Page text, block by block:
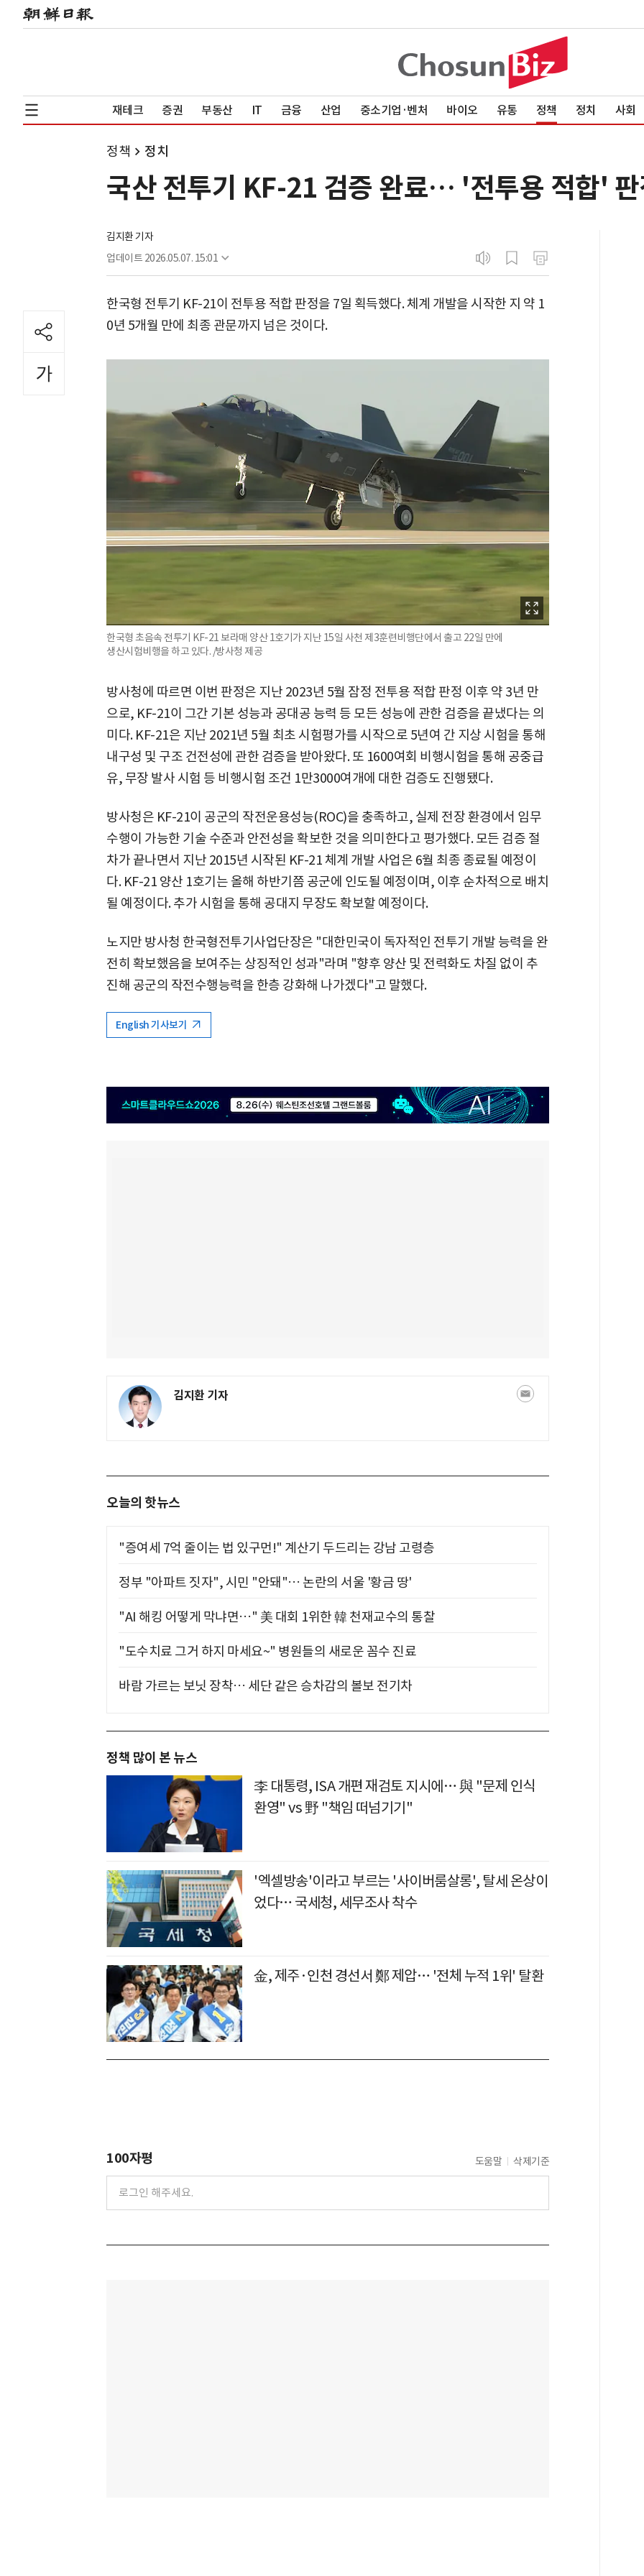
재테크 증권 부동산 IT 금융 산업 중소기업·벤처 바이오 유통 정책 정치 사회
정책 정치
국산 전투기 KF-21 검증 완료… '전투용 적합' 판
김지환 기자
업데이트 2026.05.07. 15:01
한국형 전투기 KF-21이 전투용 적합 판정을 7일 획득했다. 체계 개발을 시작한 지 약 1
0년 5개월 만에 최종 관문까지 넘은 것이다.
한국형 초음속 전투기 KF-21 보라매 양산 1호기가 지난 15일 사천 제3훈련비행단에서 출고 22일 만에
생산시험비행을 하고 있다. /방사청 제공
방사청에 따르면 이번 판정은 지난 2023년 5월 잠정 전투용 적합 판정 이후 약 3년 만
으로, KF-21이 그간 기본 성능과 공대공 능력 등 모든 성능에 관한 검증을 끝냈다는 의
미다. KF-21은 지난 2021년 5월 최초 시험평가를 시작으로 5년여 간 지상 시험을 통해
내구성 및 구조 건전성에 관한 검증을 받아왔다. 또 1600여회 비행시험을 통해 공중급
유, 무장 발사 시험 등 비행시험 조건 1만3000여개에 대한 검증도 진행됐다.
방사청은 KF-21이 공군의 작전운용성능(ROC)을 충족하고, 실제 전장 환경에서 임무
수행이 가능한 기술 수준과 안전성을 확보한 것을 의미한다고 평가했다. 모든 검증 절
차가 끝나면서 지난 2015년 시작된 KF-21 체계 개발 사업은 6월 최종 종료될 예정이
다. KF-21 양산 1호기는 올해 하반기쯤 공군에 인도될 예정이며, 이후 순차적으로 배치
될 예정이다. 추가 시험을 통해 공대지 무장도 확보할 예정이다.
노지만 방사청 한국형전투기사업단장은 "대한민국이 독자적인 전투기 개발 능력을 완
전히 확보했음을 보여주는 상징적인 성과"라며 "향후 양산 및 전력화도 차질 없이 추
진해 공군의 작전수행능력을 한층 강화해 나가겠다"고 말했다.
English 기사보기
김지환 기자
오늘의 핫뉴스
"증여세 7억 줄이는 법 있구먼!" 계산기 두드리는 강남 고령층
정부 "아파트 짓자", 시민 "안돼"… 논란의 서울 '황금 땅'
"AI 해킹 어떻게 막냐면…" 美 대회 1위한 韓 천재교수의 통찰
"도수치료 그거 하지 마세요~" 병원들의 새로운 꼼수 진료
바람 가르는 보닛 장착… 세단 같은 승차감의 볼보 전기차
정책 많이 본 뉴스
李 대통령, ISA 개편 재검토 지시에… 與 "문제 인식
환영" vs 野 "책임 떠넘기기"
'엑셀방송'이라고 부르는 '사이버룸살롱', 탈세 온상이
었다… 국세청, 세무조사 착수
金, 제주·인천 경선서 鄭 제압… '전체 누적 1위' 탈환
100자평 도움말 삭제기준